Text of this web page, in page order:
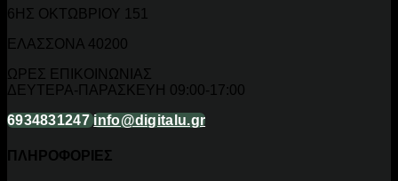
6ΗΣ ΟΚΤΩΒΡΙΟΥ 151
ΕΛΑΣΣΟΝΑ 40200
ΩΡΕΣ ΕΠΙΚΟΙΝΩΝΙΑΣ
ΔΕΥΤΕΡΑ-ΠΑΡΑΣΚΕΥΗ 09:00-17:00
6934831247 info@digitalu.gr
ΠΛΗΡΟΦΟΡΙΕΣ